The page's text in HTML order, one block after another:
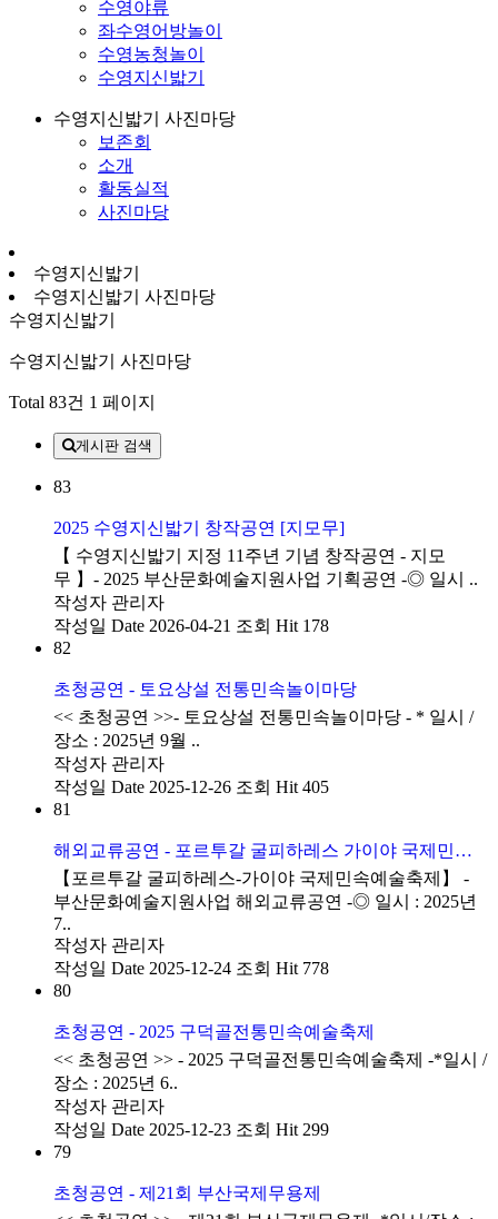
수영야류
좌수영어방놀이
수영농청놀이
수영지신밟기
수영지신밟기 사진마당
보존회
소개
활동실적
사진마당
수영지신밟기
수영지신밟기 사진마당
수영지신밟기
수영지신밟기 사진마당
Total 83건 1 페이지
게시판 검색
83
2025 수영지신밟기 창작공연 [지모무]
​【 수영지신밟기 지정 11주년 기념 창작공연 - 지모
무 】- 2025 부산문화예술지원사업 기획공연 -◎ 일시 ..
작성자 관리자
작성일 Date 2026-04-21 조회 Hit 178
82
초청공연 - 토요상설 전통민속놀이마당
<< 초청공연 >>​- 토요상설 전통민속놀이마당 - * 일시 /
장소 : 2025년 9월 ..
작성자 관리자
작성일 Date 2025-12-26 조회 Hit 405
81
해외교류공연 - 포르투갈 굴피하레스 가이야 국제민속축제
​【포르투갈 굴피하레스-가이야 국제민속예술축제】 -
부산문화예술지원사업 해외교류공연 -◎ 일시 : 2025년
7..
작성자 관리자
작성일 Date 2025-12-24 조회 Hit 778
80
초청공연 - 2025 구덕골전통민속예술축제
​<< 초청공연 >> - 2025 구덕골전통민속예술축제 -*일시 /
장소 : 2025년 6..
작성자 관리자
작성일 Date 2025-12-23 조회 Hit 299
79
초청공연 - 제21회 부산국제무용제